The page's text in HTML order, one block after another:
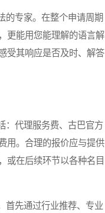
专家。在整个申请周期
更能用您能理解的语言解
受其响应是否及时、解答
代理服务费、古巴官方
用。合理的报价应与提供
或在后续环节以各种名目
先通过行业推荐、专业